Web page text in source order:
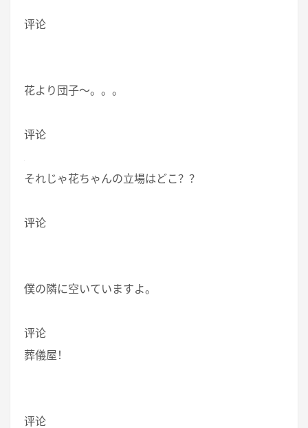
评论
花より団子～。。。
评论
それじゃ花ちゃんの立場はどこ？？
评论
僕の隣に空いていますよ。
评论
葬儀屋！
评论